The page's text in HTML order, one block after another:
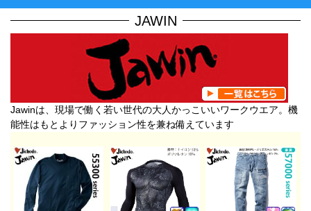
JAWIN
Jawinは、現場で働く若い世代の大人かっこいいワークウエア。機
能性はもとよりファッション性を兼ね備えています